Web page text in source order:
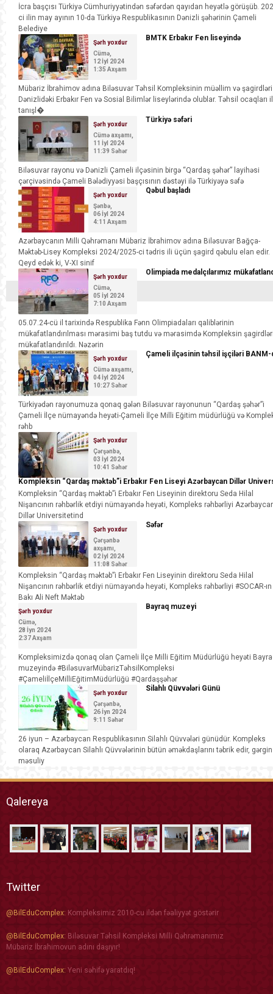
İcra başçısı Türkiyə Cümhuriyyətindən səfərdən qayıdan heyətlə görüşüb.
ci ilin may ayının 10-da Türkiyə Respublikasının Dənizli şəhərinin Çameli
Belediye
Şərh yoxdur
Cümə,
12 İyl 2024
1:35 Axşam
BMTK Erbakır Fen liseyində
Mübariz İbrahimov adına Biləsuvar Təhsil Kompleksinin müəllim və şagirdləri
Dənizlidəki Erbakır Fen və Sosial Bilimlər liseylərində olublar. Təhsil ocaqları
tanışl�
Şərh yoxdur
Cümə axşamı,
11 İyl 2024
11:39 Səhər
Türkiyə səfəri
Biləsuvar rayonu və Dənizli Çameli ilçəsinin birgə “Qardaş şəhər” layihəsi
çərçivəsində Çameli Bələdiyyəsi başçısının dəstəyi ilə Türkiyəyə səfə
Şərh yoxdur
Şənbə,
06 İyl 2024
4:11 Axşam
Qəbul başladı
Azərbaycanın Milli Qəhrəmanı Mübariz İbrahimov adına Biləsuvar Bağça-
Məktəb-Lisey Kompleksi 2024/2025-ci tədris ili üçün şagird qəbulu elan edir.
Qeyd edək ki, V-XI sinif
Şərh yoxdur
Cümə,
05 İyl 2024
7:10 Axşam
Olimpiada medalçılarımız
05.07.24-cü il tarixində Respublika Fənn Olimpiadaları qaliblərinin
mükafatlandırılması mərasimi baş tutdu və mərasimdə Kompleksin
mükafatlandırıldı. Nəzərin
Şərh yoxdur
Cümə axşamı,
04 İyl 2024
10:27 Səhər
Çameli ilçəsinin təhsil işçiləri BANM-
Türkiyədən rayonumuza qonaq gələn Biləsuvar rayonunun “Qardaş şəhər”i
Çameli İlçe nümayəndə heyəti-Çameli İlçe Milli Eğitim müdürlüğü və
rəhb
Şərh yoxdur
Çərşənbə,
03 İyl 2024
10:41 Səhər
Kompleksin “Qardaş məktəb”i Erbakır Fen Liseyi Azərbaycan Dillər
Kompleksin “Qardaş məktəb”i Erbakır Fen Liseyinin direktoru Seda Hilal
Nişancının rəhbərlik etdiyi nümayəndə heyəti, Kompleks rəhbərliyi
Dillər Universitetind
Şərh yoxdur
Çərşənbə
axşamı,
02 İyl 2024
11:08 Səhər
Səfər
Kompleksin “Qardaş məktəb”i Erbakır Fen Liseyinin direktoru Seda Hilal
Nişancının rəhbərlik etdiyi nümayəndə heyəti, Kompleks rəhbərliyi #SOCAR-ın
Bakı Ali Neft Məktəb
Şərh yoxdur
Cümə,
28 İyn 2024
2:37 Axşam
Bayraq muzeyi
Kompleksimizdə qonaq olan Çameli İlçe Milli Eğitim Müdürlüğü heyəti
muzeyində #BiləsuvarMübarizTəhsilKompleksi
#ÇameliİlçeMilliEğitimMüdürlüğü #Qardaşşəhər
Şərh yoxdur
Çərşənbə,
26 İyn 2024
9:11 Səhər
Silahlı Qüvvələri Günü
26 iyun – Azərbaycan Respublikasının Silahlı Qüvvələri günüdür. Kompleks
olaraq Azərbaycan Silahlı Qüvvələrinin bütün əməkdaşlarını təbrik edir,
məsuliy
Qalereya
Twitter
@BilEduComplex: Kompleksimiz 2010-cu ildən fəaliyyət göstərir
@BilEduComplex: Biləsuvar Təhsil Kompleksi Milli Qəhrəmanımız
Mübariz İbrahimovun adını daşıyır!
@BilEduComplex: Yeni səhifə yaratdıq!